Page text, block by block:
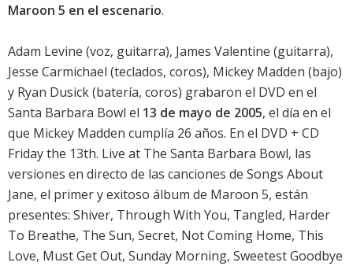
Maroon 5 en el escenario.
Adam Levine (voz, guitarra), James Valentine (guitarra),
Jesse Carmichael (teclados, coros), Mickey Madden (bajo)
y Ryan Dusick (batería, coros) grabaron el DVD en el
Santa Barbara Bowl el 13 de mayo de 2005, el día en el
que Mickey Madden cumplía 26 años. En el DVD + CD
Friday the 13th. Live at The Santa Barbara Bowl, las
versiones en directo de las canciones de Songs About
Jane, el primer y exitoso álbum de Maroon 5, están
presentes: Shiver, Through With You, Tangled, Harder
To Breathe, The Sun, Secret, Not Coming Home, This
Love, Must Get Out, Sunday Morning, Sweetest Goodbye